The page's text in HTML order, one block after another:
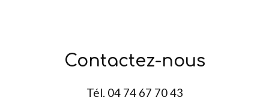
Contactez-nous
Tél. 04 74 67 70 43